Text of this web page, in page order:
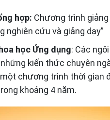
hợp: Chương trình
nghiên cứu và giảng dạy”
học Ứng dụng: Các
kiến thức chuyên
chương trình thời gian
khoảng 4 năm.